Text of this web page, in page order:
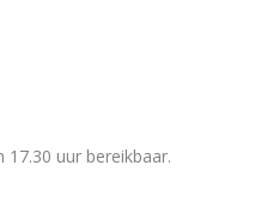
uur bereikbaar.